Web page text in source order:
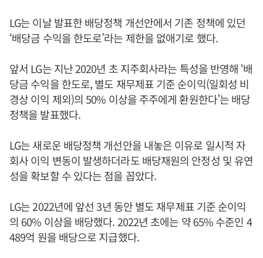
LG는 이날 발표한 배당정책 개선안에서 기존 정책에 있던
‘배당금 수익을 한도로’라는 제한을 없애기로 했다.
앞서 LG는 지난 2020년 초 지주회사라는 특성을 반영해 ‘배
당금 수익을 한도로, 별도 재무제표 기준 순이익(일회성 비
경상 이익 제외)의 50% 이상을 주주에게 환원한다’는 배당
정책을 발표했다.
LG는 새로운 배당정책 개선안을 내놓은 이유로 일시적 자
회사 이익 변동이 발생하더라도 배당재원의 안정성 및 유연
성을 확보할 수 있다는 점을 꼽았다.
LG는 2022년에 앞선 3년 동안 별도 재무제표 기준 순이익
의 60% 이상을 배당했다. 2022년 초에는 약 65% 수준인 4
489억 원을 배당으로 지급했다.